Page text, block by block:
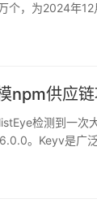
，为2024年12
npm供应
检测到一次
。Keyv是广